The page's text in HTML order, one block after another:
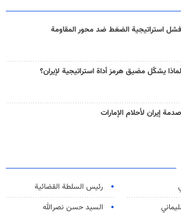
فشل استراتيجية الضغط ضد محور المقاومة
لماذا يشكّل مضيق هرمز أداة استراتيجية لإيران؟
صدمة إيران لأحلام الإمارات
رئیس السلطة القضائیة
السيد حسن نصرالله